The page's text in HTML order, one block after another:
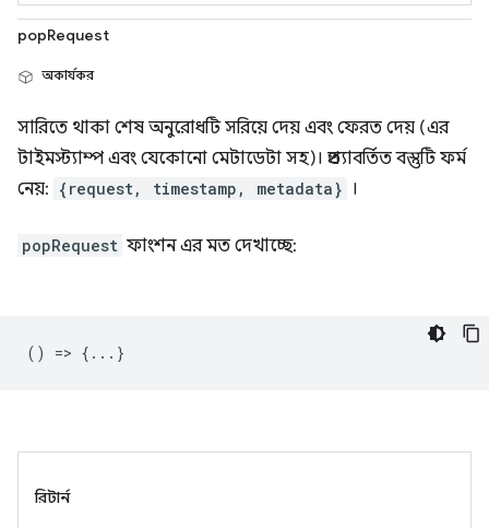
popRequest
অকার্যকর
সারিতে থাকা শেষ অনুরোধটি সরিয়ে দেয় এবং ফেরত দেয় (এর
টাইমস্ট্যাম্প এবং যেকোনো মেটাডেটা সহ)। প্রত্যাবর্তিত বস্তুটি ফর্ম
নেয়: {request, timestamp, metadata} ।
popRequest ফাংশন এর মত দেখাচ্ছে:
() => {...}
রিটার্ন